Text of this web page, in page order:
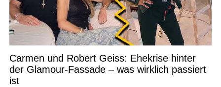
Carmen und Robert Geiss: Ehekrise hinter
der Glamour-Fassade – was wirklich passiert
ist